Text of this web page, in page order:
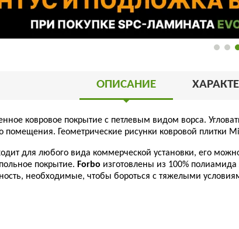
ОПИСАНИЕ
ковровое покрытие с петлевым видом ворса.
помещения. Геометрические рисунки ковровой плитки
для любого вида коммерческой установки, его
покрытие. Forbo изготовлены из 100% полиамида
необходимые, чтобы бороться с тяжелыми